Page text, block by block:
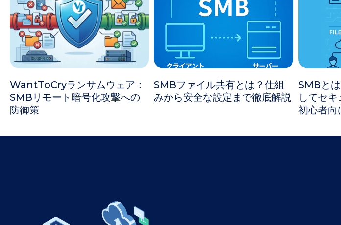
WantToCryランサムウェア：
SMBリモート暗号化攻撃への
防御策
SMBファイル共有とは？仕組
みから安全な設定まで徹底解説
SMBと
してセ
初心者向